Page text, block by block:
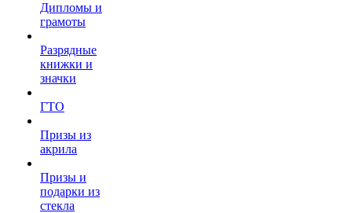
Дипломы и
грамоты
Разрядные
книжки и
значки
ГТО
Призы из
акрила
Призы и
подарки из
стекла